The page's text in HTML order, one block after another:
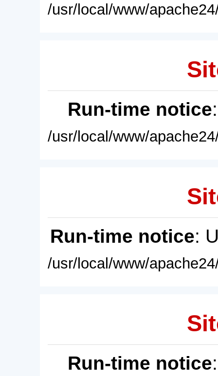
/usr/local/www/
Run-time notice
/usr/local/www/
Run-time notice:
/usr/local/www/
Run-time notice